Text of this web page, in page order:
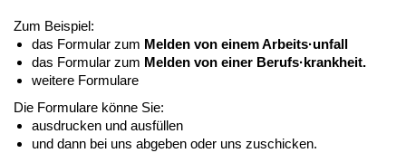
Zum Beispiel:
das Formular zum Melden von einem Arbeits·unfall
das Formular zum Melden von einer Berufs·krankheit.
weitere Formulare
Die Formulare könne Sie:
ausdrucken und ausfüllen
und dann bei uns abgeben oder uns zuschicken.